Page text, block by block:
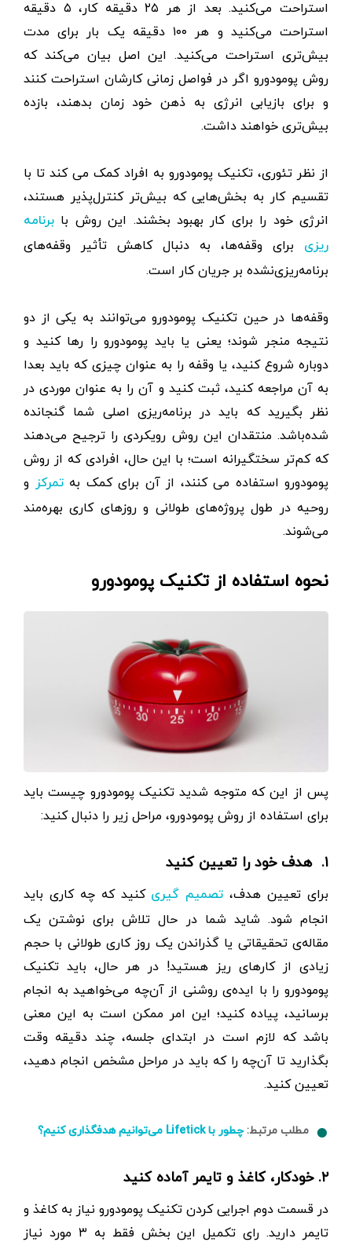
استراحت می‌کنید. بعد از هر ۲۵ دقیقه کار، ۵ دقیقه
استراحت می‌کنید و هر ۱۰۰ دقیقه یک بار برای مدت
بیش‌تری استراحت می‌کنید. این اصل بیان می‌کند که
روش پومودورو اگر در فواصل زمانی کارشان استراحت کنند
و برای بازیابی انرژی به ذهن خود زمان بدهند، بازده
بیش‌تری خواهند داشت.
از نظر تئوری، تکنیک پومودورو به افراد کمک می کند تا با
تقسیم کار به بخش‌هایی که بیش‌تر کنترل‌‌پذیر هستند،
انرژی خود را برای کار بهبود بخشند. این روش با برنامه
ریزی
برای وقفه‌ها، به دنبال کاهش تأثیر وقفه‌های
برنامه‌ریزی‌نشده بر جریان کار است.
وقفه‌ها در حین تکنیک پومودورو می‌توانند به یکی از دو
نتیجه منجر شوند؛ یعنی یا باید پومودورو را رها کنید و
دوباره شروع کنید، یا وقفه را به عنوان چیزی که باید بعدا
به آن مراجعه کنید، ثبت کنید و آن را به عنوان موردی در
نظر بگیرید که باید در برنامه‌ریزی اصلی شما گنجانده
شده‌باشد. منتقدان این روش رویکردی را ترجیح می‌دهند
که کم‌تر سختگیرانه است؛ با این حال، افرادی که از روش
پومودورو استفاده می کنند، از آن برای کمک بهتمرکز و
روحیه در طول پروژه‌های طولانی و روزهای کاری بهره‌مند
می‌شوند.
نحوه استفاده از تکنیک پومودورو
پس از این که متوجه شدید تکنیک پومودورو چیست باید
برای استفاده از روش پومودورو، مراحل زیر را دنبال کنید:
۱. هدف خود را تعیین کنید
برای تعیین هدف، تصمیم گیری کنید که چه کاری باید
انجام شود. شاید شما در حال تلاش برای نوشتن یک
مقاله‌ی تحقیقاتی یا گذراندن یک روز کاری طولانی با حجم
زیادی از کارهای ریز هستید! در هر حال، باید تکنیک
پومودورو را با ایده‌ی روشنی از آن‌چه می‌خواهید به انجام
برسانید، پیاده کنید؛ این امر ممکن است به این معنی
باشد که لازم است در ابتدای جلسه، چند دقیقه وقت
بگذارید تا آن‌چه را که باید در مراحل مشخص انجام دهید،
تعیین کنید.
مطلب مرتبط:چطور با Lifetick می‌توانیم هدفگذاری کنیم؟
۲. خودکار، کاغذ و تایمر آماده کنید
در قسمت دوم اجرایی کردن تکنیک پومودورو نیاز به کاغذ و
تایمر دارید. رای تکمیل این بخش فقط به ۳ مورد نیاز